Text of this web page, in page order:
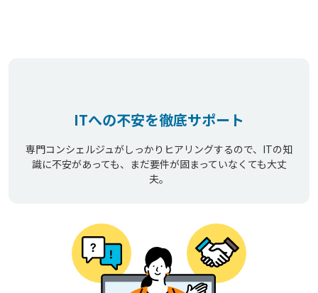
ITへの不安を徹底サポート
専門コンシェルジュがしっかりヒアリングするので、ITの知
識に不安があっても、まだ要件が固まっていなくても大丈
夫。